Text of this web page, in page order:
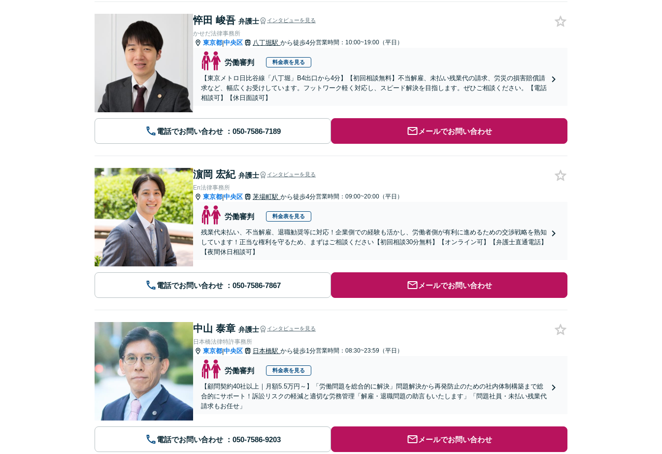
悴田 峻吾 弁護士 インタビューを見る
かせだ法律事務所
東京都|中央区 八丁堀駅 から徒歩4分営業時間：10:00~19:00（平日）
労働審判 料金表を見る
【東京メトロ日比谷線「八丁堀」B4出口から4分】【初回相談無料】不当解雇、未払い残業代の請求、労災の損害賠償請
求など、幅広くお受けしています。フットワーク軽く対応し、スピード解決を目指します。ぜひご相談ください。【電話
相談可】【休日面談可】
電話でお問い合わせ メールでお問い合わせ
濵岡 宏紀 弁護士 インタビューを見る
En法律事務所
東京都|中央区 茅場町駅 から徒歩4分営業時間：09:00~20:00（平日）
労働審判 料金表を見る
残業代未払い、不当解雇、退職勧奨等に対応！企業側での経験も活かし、労働者側が有利に進めるための交渉戦略を熟知
しています！正当な権利を守るため、まずはご相談ください【初回相談30分無料】【オンライン可】【弁護士直通電話】
【夜間休日相談可】
電話でお問い合わせ メールでお問い合わせ
中山 泰章 弁護士 インタビューを見る
日本橋法律特許事務所
東京都|中央区 日本橋駅 から徒歩1分営業時間：08:30~23:59（平日）
労働審判 料金表を見る
【顧問契約40社以上｜月額5.5万円～】「労働問題を総合的に解決」問題解決から再発防止のための社内体制構築まで総
合的にサポート！訴訟リスクの軽減と適切な労務管理「解雇・退職問題の助言もいたします」「問題社員・未払い残業代
請求もお任せ」
電話でお問い合わせ メールでお問い合わせ